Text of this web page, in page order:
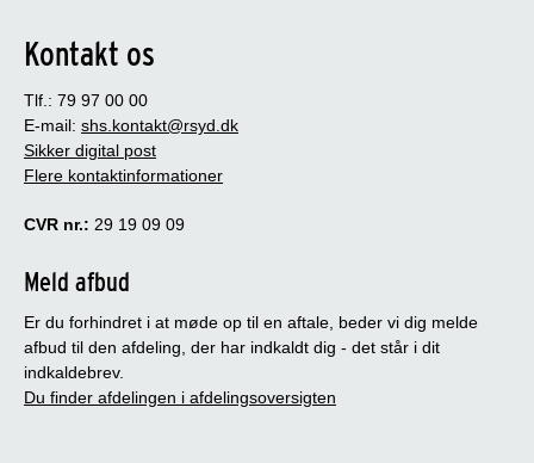
Kontakt os
Tlf.: 79 97 00 00
E-mail: shs.kontakt@rsyd.dk
Sikker digital post
Flere kontaktinformationer
CVR nr.: 29 19 09 09
Meld afbud
Er du forhindret i at møde op til en aftale, beder vi dig melde
afbud til den afdeling, der har indkaldt dig - det står i dit
indkaldebrev.
Du finder afdelingen i afdelingsoversigten